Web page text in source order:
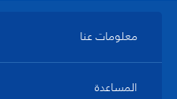
معلومات عنا
المساعدة